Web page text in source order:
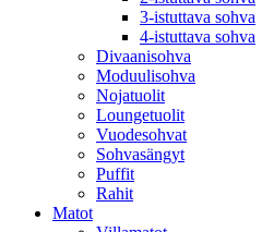
3-istuttava sohva
4-istuttava sohva
Divaanisohva
Moduulisohva
Nojatuolit
Loungetuolit
Vuodesohvat
Sohvasängyt
Puffit
Rahit
Matot